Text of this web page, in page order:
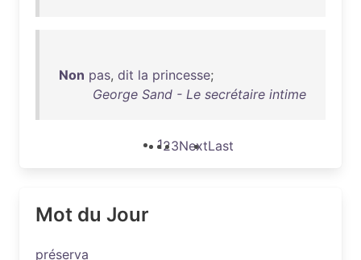
Non pas, dit la princesse;
George Sand - Le secrétaire intime
123NextLast
Mot du Jour
préserva